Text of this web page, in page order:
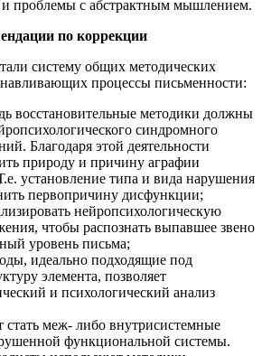
проблемы с абстрактным мышлением.
по коррекции
систему общих методических
процессы письменности:
восстановительные методики должны
синдромного
Благодаря этой деятельности
природу и причину аграфии
установление типа и вида нарушения
первопричину дисфункции;
нейропсихологическую
чтобы распознать выпавшее звено
уровень письма;
идеально подходящие под
элемента, позволяет
и психологический анализ
меж- либо внутрисистемные
функциональной системы.